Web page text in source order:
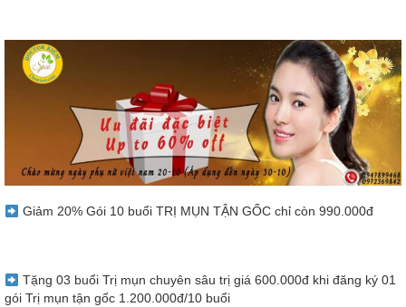
Giảm 20% Gói 10 buổi TRỊ MỤN TẬN GỐC chỉ còn 990.000đ
Tặng 03 buổi Trị mụn chuyên sâu trị giá 600.000đ khi đăng ký 01
gói Trị mụn tận gốc 1.200.000đ/10 buổi